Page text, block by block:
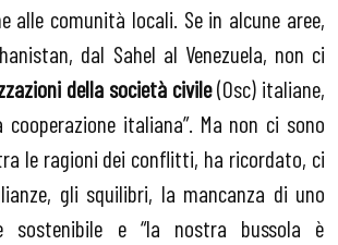
alle comunità locali. Se in alcune aree,
dal Sahel al Venezuela, non ci
della società civile(Osc) italiane,
italiana”. Ma non ci sono
le ragioni dei conflitti, ha ricordato, ci
gli squilibri, la mancanza di uno
sostenibile e “la nostra bussola è